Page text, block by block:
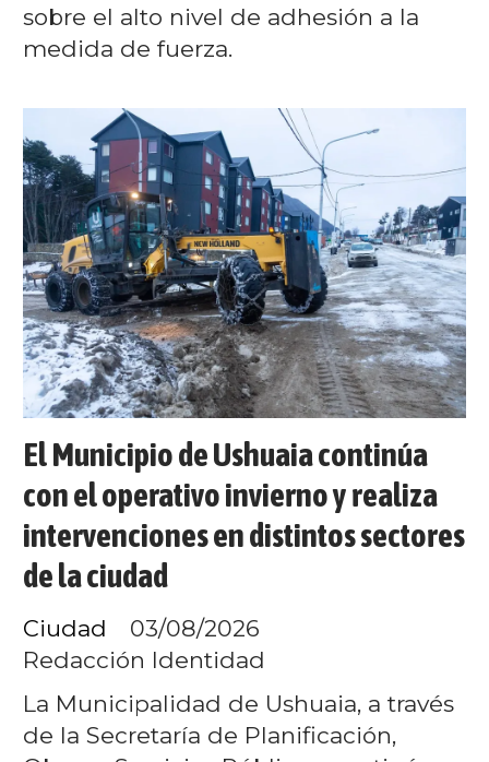
sobre el alto nivel de adhesión a la
medida de fuerza.
El Municipio de Ushuaia continúa
con el operativo invierno y realiza
intervenciones en distintos sectores
de la ciudad
Redacción Identidad
Ciudad 03/08/2026
La Municipalidad de Ushuaia, a través
de la Secretaría de Planificación,